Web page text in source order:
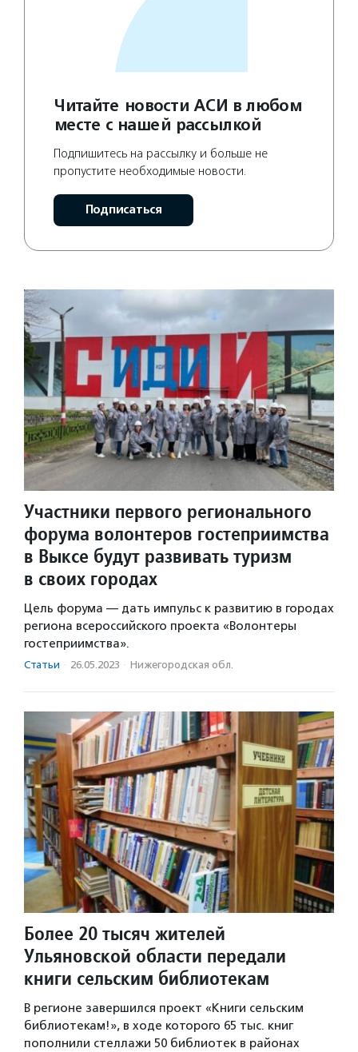
Читайте новости АСИ в любом
месте с нашей рассылкой
Подпишитесь на рассылку и больше не
пропустите необходимые новости.
Подписаться
Участники первого регионального
форума волонтеров гостеприимства
в Выксе будут развивать туризм
в своих городах
Цель форума — дать импульс к развитию в городах
региона всероссийского проекта «Волонтеры
гостеприимства».
Статьи · 26.05.2023 · Нижегородская обл.
Более 20 тысяч жителей
Ульяновской области передали
книги сельским библиотекам
В регионе завершился проект «Книги сельским
библиотекам!», в ходе которого 65 тыс. книг
пополнили стеллажи 50 библиотек в районах